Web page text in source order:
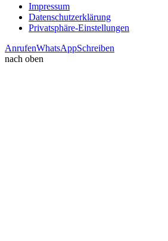
Impressum
Datenschutzerklärung
Privatsphäre-Einstellungen
AnrufenWhatsAppSchreiben
nach oben